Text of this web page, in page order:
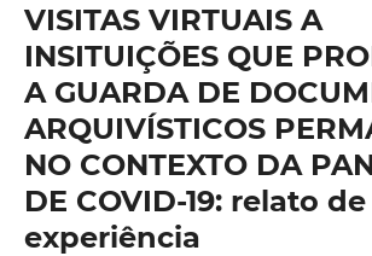
VISITAS VIRTUAIS A
INSITUIÇÕES QUE
A GUARDA DE
ARQUIVÍSTICOS
NO CONTEXTO DA
DE COVID-19: relato de
experiência